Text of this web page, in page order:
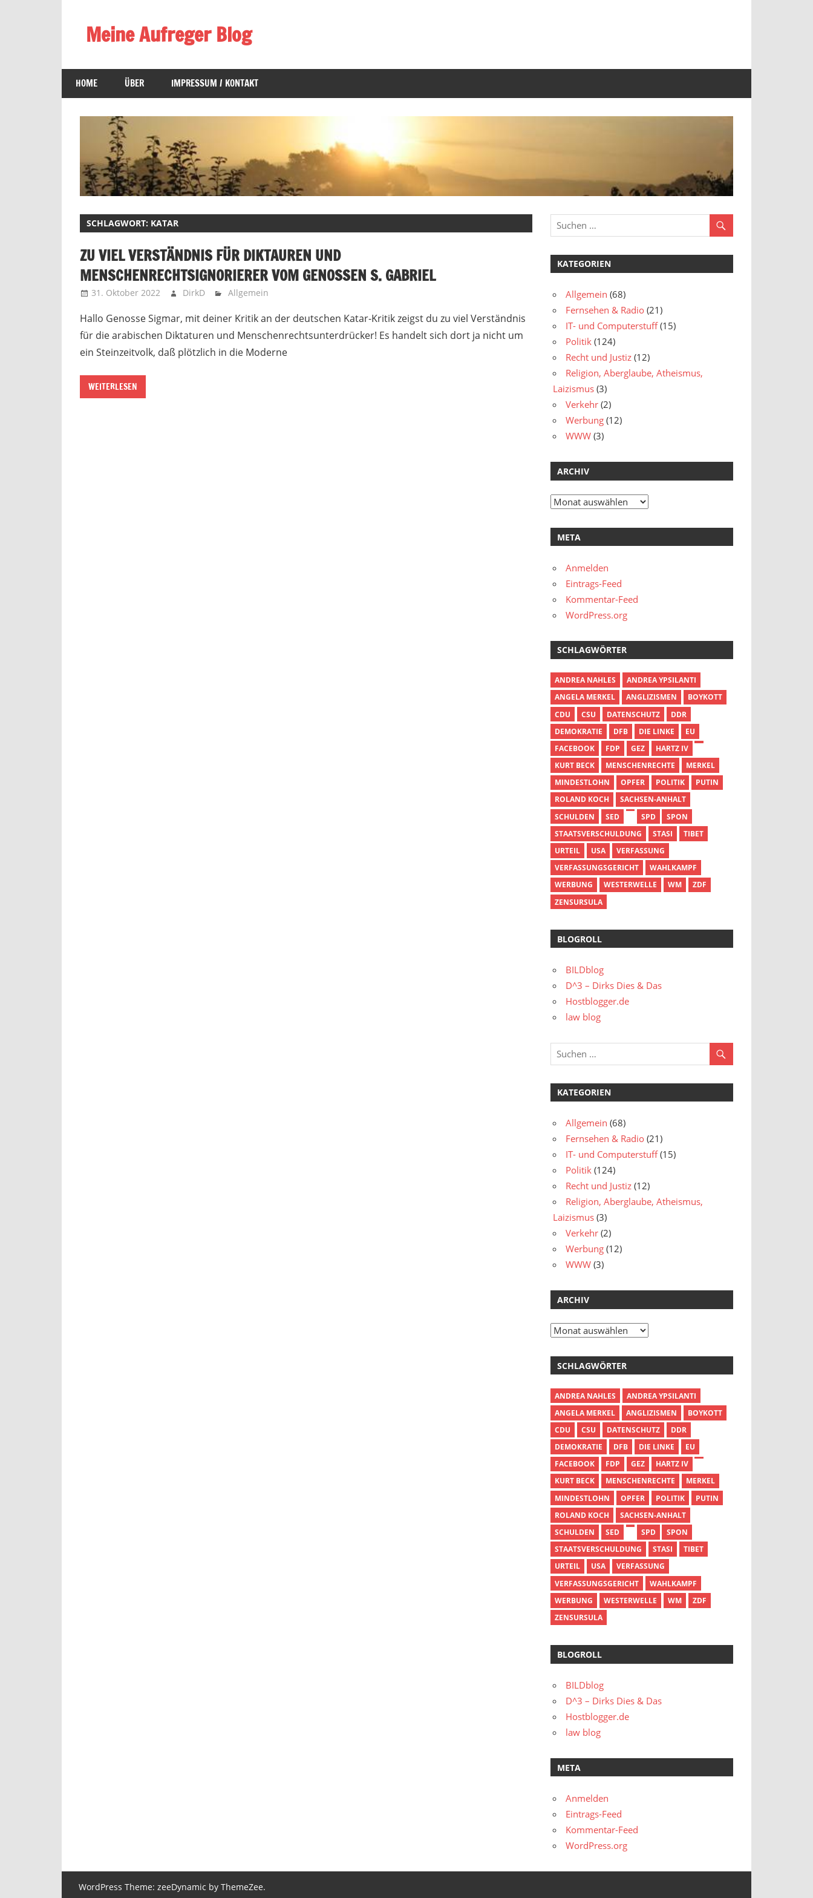
springenMeine Aufreger Blog
mich
positiv
oder
negativ
aufregt
mir
auffällt
HOME ÜBER IMPRESSUM / KONTAKT
SCHLAGWORT: KATAR
ZU VIEL VERSTÄNDNIS FÜR DIKTAUREN UND
MENSCHENRECHTSIGNORIERER VOM GENOSSEN S. GABRIEL
31. Oktober 2022 DirkD Allgemein
Hallo Genosse Sigmar, mit deiner Kritik an der deutschen Katar-Kritik zeigst du zu viel Verständnis
für die arabischen Diktaturen und Menschenrechtsunterdrücker! Es handelt sich dort ja nicht um
ein Steinzeitvolk, daß plötzlich in die Moderne
WEITERLESEN
KATEGORIEN
Allgemein (68)
Fernsehen & Radio (21)
IT- und Computerstuff(15)
Politik (124)
Recht und Justiz (12)
Religion, Aberglaube, Atheismus,
Laizismus (3)
Verkehr (2)
Werbung (12)
WWW (3)
ARCHIV
Archiv
META
Anmelden
Eintrags-Feed
Kommentar-Feed
WordPress.org
SCHLAGWÖRTER
ANDREA NAHLES
ANDREA YPSILANTI
ANGELA MERKEL
ANGLIZISMEN
BOYKOTT
CDU
CSU DATENSCHUTZ
DDR
DEMOKRATIE
DFB DIE LINKE
EU
FACEBOOK
FDP GEZ
HARTZ IV
KURT BECK
MENSCHENRECHTE
MERKEL
MINDESTLOHN
OPFER POLITIK
PUTIN
ROLAND KOCH
SACHSEN-ANHALT
SCHULDEN
SED SPD
SPON
STAATSVERSCHULDUNG
STASI
TIBET
URTEIL
USA
VERFASSUNG
VERFASSUNGSGERICHT
WAHLKAMPF
WERBUNG
WESTERWELLE WM
ZDF
ZENSURSULA
BLOGROLL
BILDblog
D^3 – Dirks Dies & Das
Hostblogger.de
law blog
KATEGORIEN
Allgemein (68)
Fernsehen & Radio (21)
IT- und Computerstuff(15)
Politik (124)
Recht und Justiz (12)
Religion, Aberglaube, Atheismus,
Laizismus (3)
Verkehr (2)
Werbung (12)
WWW (3)
ARCHIV
Archiv
SCHLAGWÖRTER
ANDREA NAHLES
ANDREA YPSILANTI
ANGELA MERKEL
ANGLIZISMEN
BOYKOTT
CDU
CSU DATENSCHUTZ
DDR
DEMOKRATIE
DFB DIE LINKE
EU
FACEBOOK
FDP GEZ
HARTZ IV
KURT BECK
MENSCHENRECHTE
MERKEL
MINDESTLOHN
OPFER POLITIK
PUTIN
ROLAND KOCH
SACHSEN-ANHALT
SCHULDEN
SED SPD
SPON
STAATSVERSCHULDUNG
STASI
TIBET
URTEIL
USA
VERFASSUNG
VERFASSUNGSGERICHT
WAHLKAMPF
WERBUNG
WESTERWELLE WM
ZDF
ZENSURSULA
BLOGROLL
BILDblog
D^3 – Dirks Dies & Das
Hostblogger.de
law blog
META
Anmelden
Eintrags-Feed
Kommentar-Feed
WordPress.org
WordPress Theme: zeeDynamic by ThemeZee.